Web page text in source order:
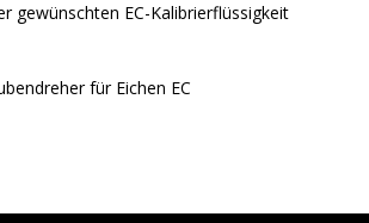
gewünschten EC-Kalibrierflüssigkeit
für Eichen EC